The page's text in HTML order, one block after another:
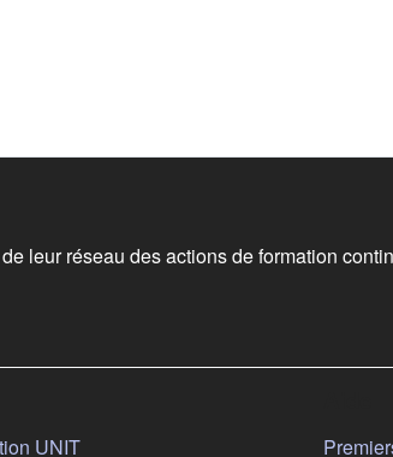
page
leur réseau des actions de formation
onglet)
UNIT(s'ouvre dans un nouvel onglet)